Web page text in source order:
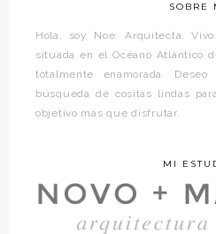
SOBRE
Hola, soy Noe. Arquitecta.
situada en el Océano Atlántico
totalmente enamorada.
búsqueda de cositas lindas
objetivo más que disfrutar.
MI